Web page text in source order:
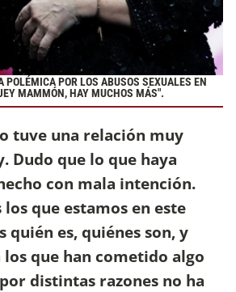
POLÉMICA POR LOS ABUSOS SEXUALES EN
MAMMÓN, HAY MUCHOS MÁS".
tuve una relación muy
Dudo que lo que haya
con mala intención.
que estamos en este
quién es, quiénes son, y
que han cometido algo
distintas razones no ha